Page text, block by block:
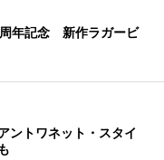
年記念 新作ラガービ
ントワネット・スタイ